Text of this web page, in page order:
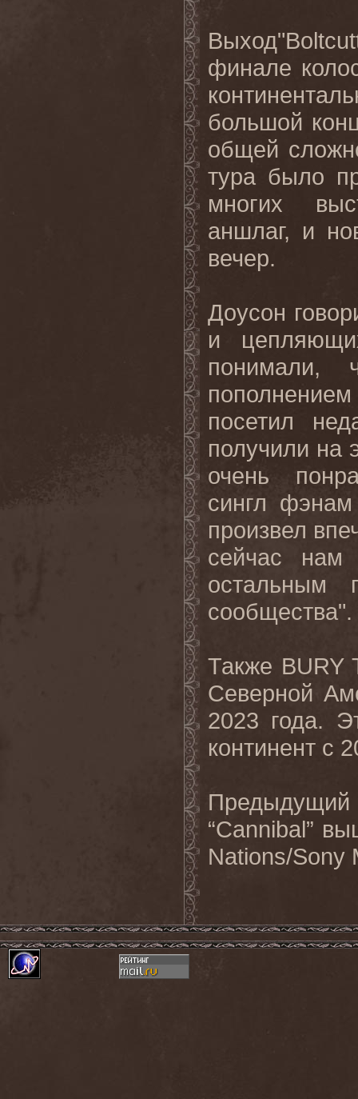
Выход"
финале
большой
общей
тура было
многих
аншлаг, и
вечер.
Доусон
и
понимали,
посетил
получили на
очень
сингл
произвел
сейчас нам
остальным
сообщества".
Также BURY
Северной
2023 года.
континент с
Предыдущий
“Cannibal”
Nations/Sony